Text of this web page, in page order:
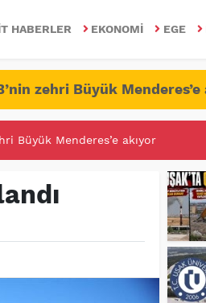
HABERLER EKONOMI EGE
zehri Büyük Menderes’e
MÜCADELE!